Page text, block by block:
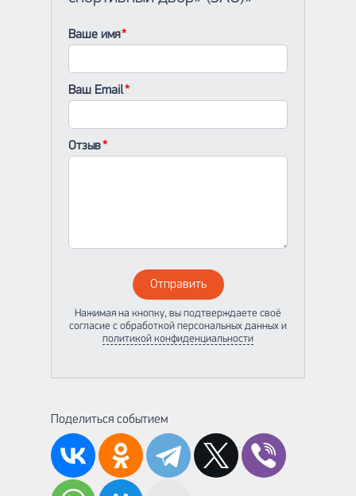
Ваше имя
Ваш Email
Отзыв
Отправить
Нажимая на кнопку, вы подтверждаете своё
согласие с обработкой персональных данных и
политикой конфиденциальности
Поделиться событием